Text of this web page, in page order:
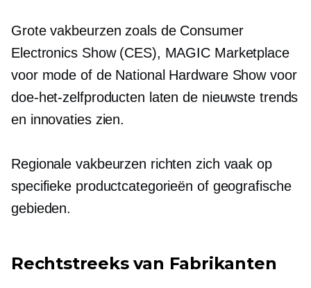
Grote vakbeurzen zoals de Consumer
Electronics Show (CES), MAGIC Marketplace
voor mode of de National Hardware Show voor
doe-het-zelfproducten laten de nieuwste trends
en innovaties zien.
Regionale vakbeurzen richten zich vaak op
specifieke productcategorieën of geografische
gebieden.
Rechtstreeks van Fabrikanten